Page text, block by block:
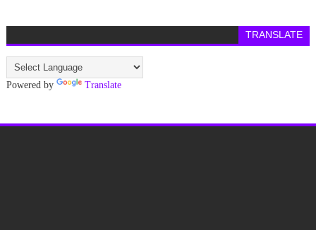
TRANSLATE
Powered by Translate